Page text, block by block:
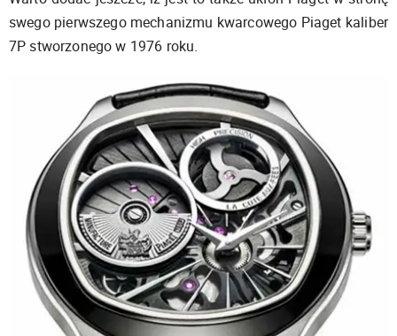
swego pierwszego mechanizmu kwarcowego Piaget kaliber
7Pstworzonego w 1976 roku.